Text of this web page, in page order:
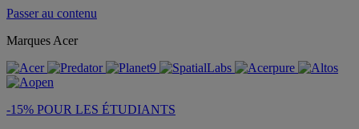
Passer au contenu
Marques Acer
-15% POUR LES ÉTUDIANTS